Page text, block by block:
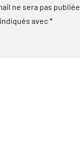
ne sera pas publiée.
avec*